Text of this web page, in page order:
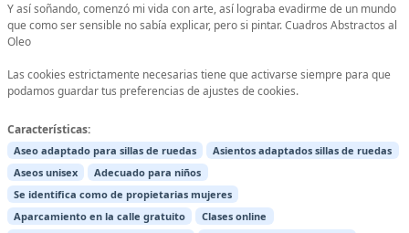
Y así soñando, comenzó mi vida con arte, así lograba evadirme de un mundo
que como ser sensible no sabía explicar, pero si pintar. Cuadros Abstractos al
Oleo
Las cookies estrictamente necesarias tiene que activarse siempre para que
podamos guardar tus preferencias de ajustes de cookies.
Características:
Aseo adaptado para sillas de ruedas
Asientos adaptados sillas de ruedas
Aseos unisex
Adecuado para niños
Se identifica como de propietarias mujeres
Aparcamiento en la calle gratuito
Clases online